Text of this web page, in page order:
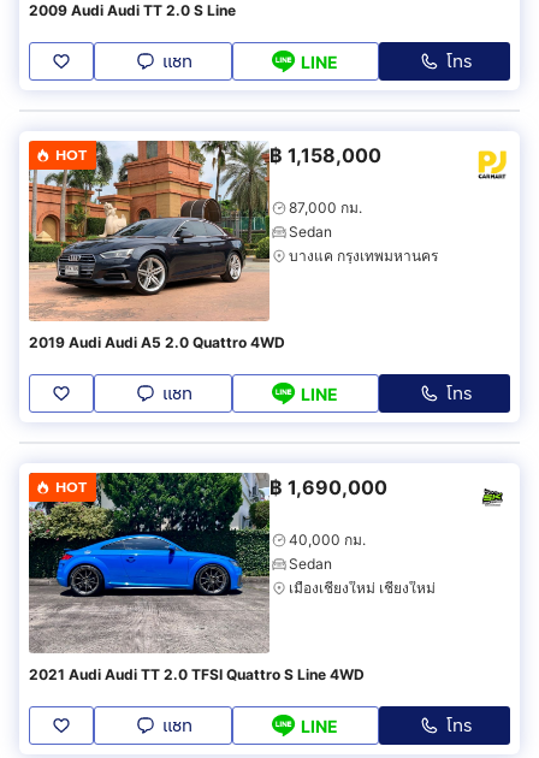
2009 Audi Audi TT 2.0 S Line
แชท LINE โทร
HOT ฿ 1,158,000
87,000 กม.
Sedan
บางแค กรุงเทพมหานคร
2019 Audi Audi A5 2.0 Quattro 4WD
แชท LINE โทร
HOT ฿ 1,690,000
40,000 กม.
Sedan
เมืองเชียงใหม่ เชียงใหม่
2021 Audi Audi TT 2.0 TFSI Quattro S Line 4WD
แชท LINE โทร